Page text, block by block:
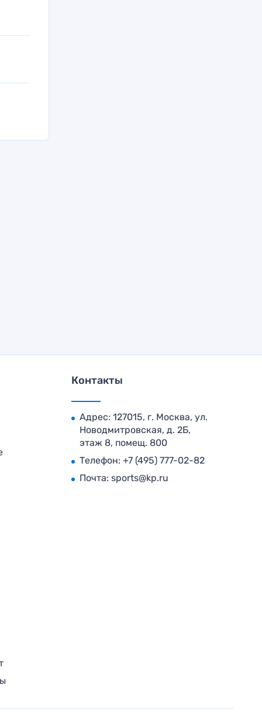
Контакты
Адрес: 127015, г. Москва, ул.
Новодмитровская, д. 2Б,
этаж 8, помещ. 800
Телефон: +7 (495) 777-02-82
Почта: sports@kp.ru